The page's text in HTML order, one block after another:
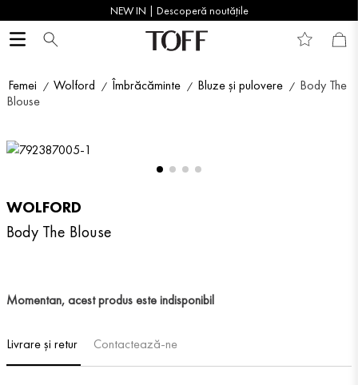
NEW IN | Descoperă noutățile
Femei Wolford Îmbrăcăminte Bluze și pulovere
Body The
Blouse
WOLFORD
Body The Blouse
Momentan, acest produs este indisponibil
Livrare și retur Contactează-ne